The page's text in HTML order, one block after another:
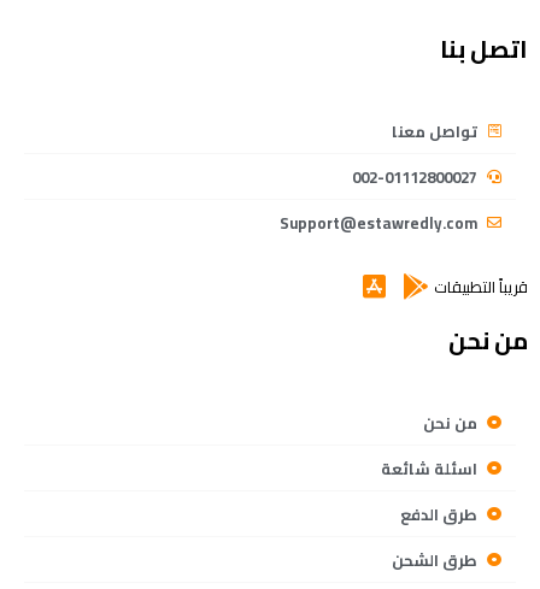
اتصل بنا
تواصل معنا
002-01112800027
Support@estawredly.com
قريباً التطبيقات
من نحن
من نحن
اسئلة شائعة
طرق الدفع
طرق الشحن